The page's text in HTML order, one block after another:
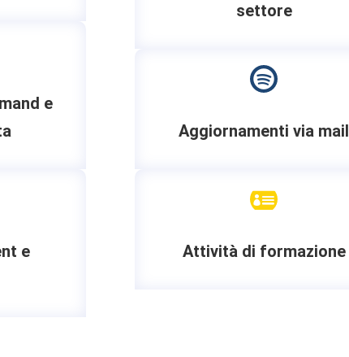
e
e
settore

Aggiornamenti via mail

Attività di formazione